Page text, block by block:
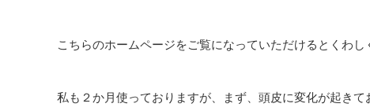
こちらのホームページをご覧になっていただけるとくわ
私も２か月使っておりますが、まず、頭皮に変化が起きて